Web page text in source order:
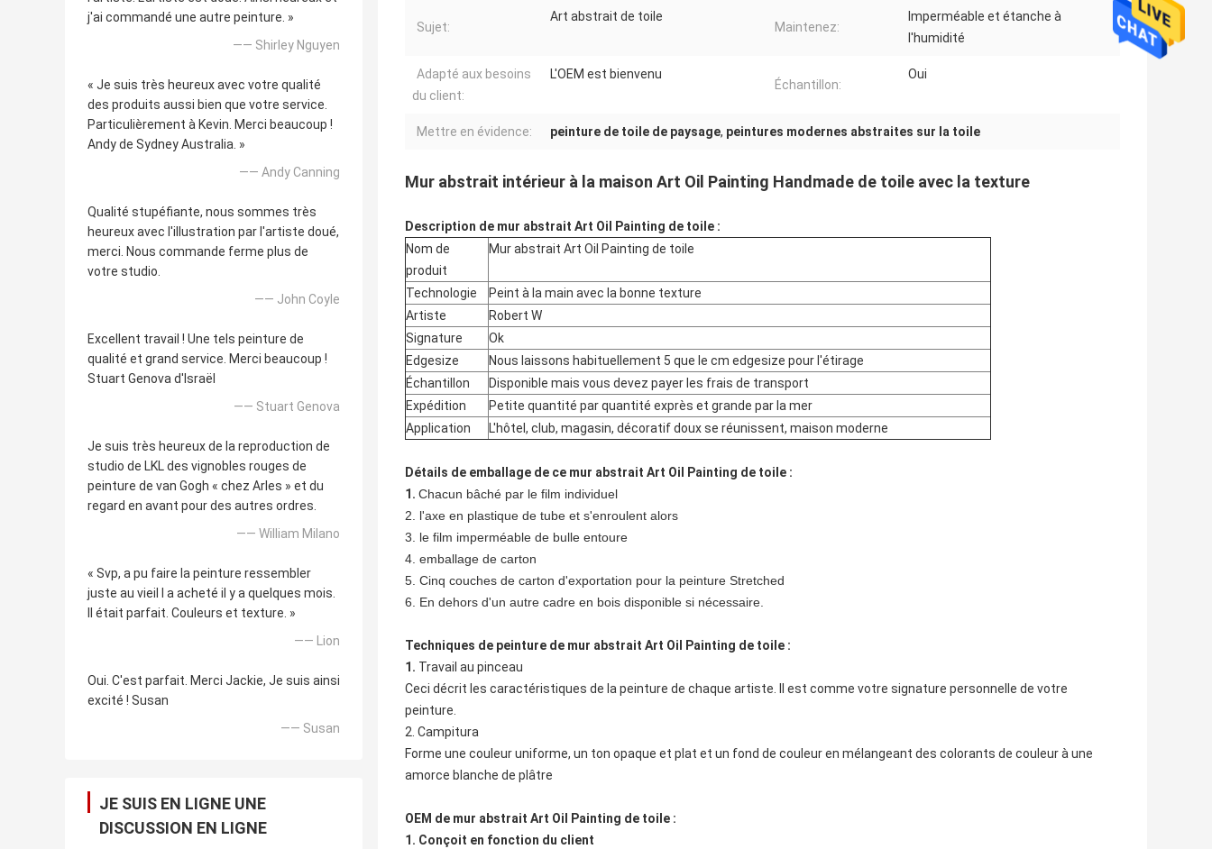
j'ai commandé une autre peinture. »
—— Shirley Nguyen
« Je suis très heureux avec votre qualité
des produits aussi bien que votre service.
Particulièrement à Kevin. Merci beaucoup !
Andy de Sydney Australia. »
—— Andy Canning
Qualité stupéfiante, nous sommes très
heureux avec l'illustration par l'artiste doué,
merci. Nous commande ferme plus de
votre studio.
—— John Coyle
Excellent travail ! Une tels peinture de
qualité et grand service. Merci beaucoup !
Stuart Genova d'Israël
—— Stuart Genova
Je suis très heureux de la reproduction de
studio de LKL des vignobles rouges de
peinture de van Gogh « chez Arles » et du
regard en avant pour des autres ordres.
—— William Milano
« Svp, a pu faire la peinture ressembler
juste au vieil I a acheté il y a quelques mois.
Il était parfait. Couleurs et texture. »
—— Lion
Oui. C'est parfait. Merci Jackie, Je suis ainsi
excité ! Susan
—— Susan
JE SUIS EN LIGNE UNE
DISCUSSION EN LIGNE
Sujet:
Art abstrait de toile
Maintenez:
Imperméable et étanche à
l'humidité
Adapté aux besoins
du client:
L'OEM est bienvenu
Échantillon:
Oui
Mettre en évidence: peinture de toile de paysage, peintures modernes abstraites sur la toile
Mur abstrait intérieur à la maison Art Oil Painting Handmade de toile avec la texture
Description de mur abstrait Art Oil Painting de toile :
Nom de
produit
Mur abstrait Art Oil Painting de toile
Technologie
Peint à la main avec la bonne texture
Artiste
Robert W
Signature
Ok
Edgesize
Nous laissons habituellement 5 que le cm edgesize pour l'étirage
Échantillon
Disponible mais vous devez payer les frais de transport
Expédition
Petite quantité par quantité exprès et grande par la mer
Application
L'hôtel, club, magasin, décoratif doux se réunissent, maison moderne
Détails de emballage de ce mur abstrait Art Oil Painting de toile :
1. Chacun bâché par le film individuel
2. l'axe en plastique de tube et s'enroulent alors
3. le film imperméable de bulle entoure
4. emballage de carton
5. Cinq couches de carton d'exportation pour la peinture Stretched
6. En dehors d'un autre cadre en bois disponible si nécessaire.
Techniques de peinture de mur abstrait Art Oil Painting de toile :
1. Travail au pinceau
Ceci décrit les caractéristiques de la peinture de chaque artiste. Il est comme votre signature personnelle de votre
peinture.
2. Campitura
Forme une couleur uniforme, un ton opaque et plat et un fond de couleur en mélangeant des colorants de couleur à une
amorce blanche de plâtre
OEM de mur abstrait Art Oil Painting de toile :
1. Conçoit en fonction du client